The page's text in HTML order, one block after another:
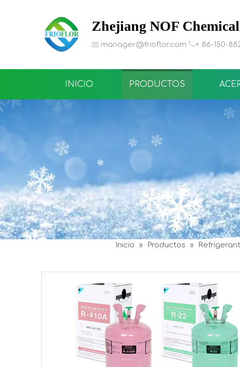
Zhejiang NOF
 manager@frioflor.com + 86-150-
INICIO PRODUCTOS
Inicio » Productos »